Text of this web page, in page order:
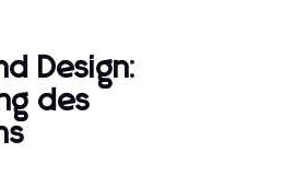
Design:
des